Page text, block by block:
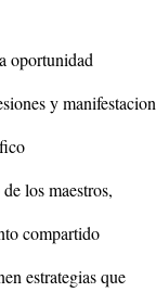
oportunidad
y
los maestros,
compartido
estrategias que